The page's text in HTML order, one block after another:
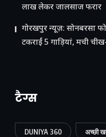
लाख लेकर जालसाज फरार
गोरखपुर न्यूज़: सोनबरसा
टकराईं 5 गाड़ियां, मची
टैग्स
DUNIYA 360 अच्छी